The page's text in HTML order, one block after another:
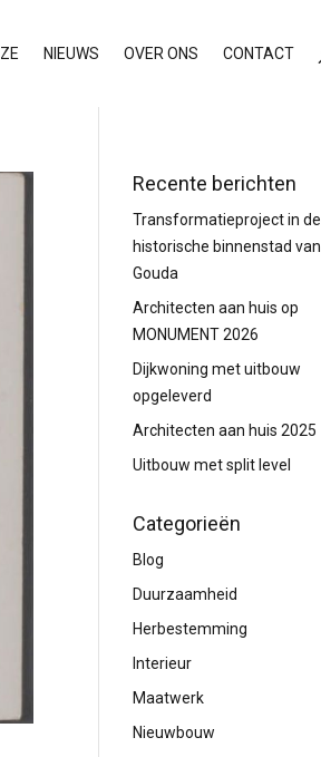
NIEUWS OVER ONS CONTACT
Recente berichten
Transformatieproject in de
historische binnenstad van
Gouda
Architecten aan huis op
MONUMENT 2026
Dijkwoning met uitbouw
opgeleverd
Architecten aan huis 2025
Uitbouw met split level
Categorieën
Blog
Duurzaamheid
Herbestemming
Interieur
Maatwerk
Nieuwbouw